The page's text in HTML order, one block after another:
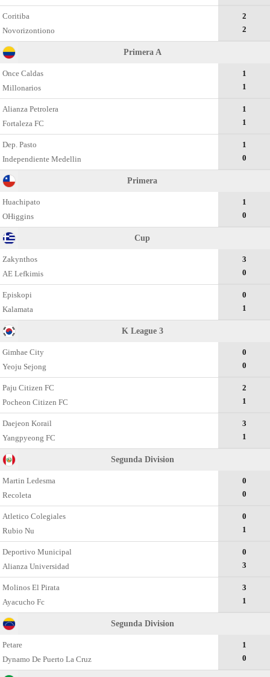
Coritiba
Novorizontiono
2
2
Primera A
Once Caldas
Millonarios
1
1
Alianza Petrolera
Fortaleza FC
1
1
Dep. Pasto
Independiente Medellin
1
0
Primera
Huachipato
OHiggins
1
0
Cup
Zakynthos
AE Lefkimis
3
0
Episkopi
Kalamata
0
1
K League 3
Gimhae City
Yeoju Sejong
0
0
Paju Citizen FC
Pocheon Citizen FC
2
1
Daejeon Korail
Yangpyeong FC
3
1
Segunda Divisiоn
Martin Ledesma
Recoleta
0
0
Atletico Colegiales
Rubio Nu
0
1
Deportivo Municipal
Alianza Universidad
0
3
Molinos El Pirata
Ayacucho Fc
3
1
Segunda Division
Petare
Dynamo De Puerto La Cruz
1
0